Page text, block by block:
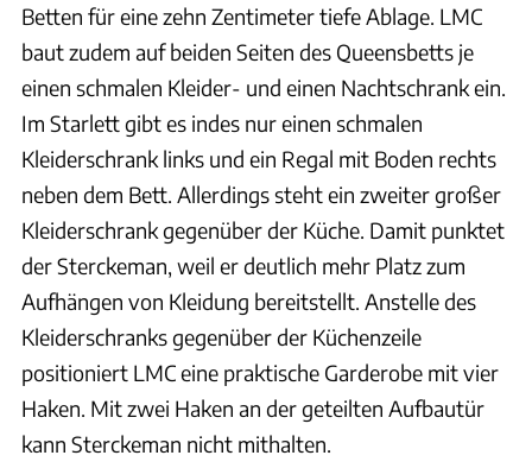
Betten für eine zehn Zentimeter tiefe Ablage. LMC
baut zudem auf beiden Seiten des Queensbetts je
einen schmalen Kleider- und einen Nachtschrank ein.
Im Starlett gibt es indes nur einen schmalen
Kleiderschrank links und ein Regal mit Boden rechts
neben dem Bett. Allerdings steht ein zweiter großer
Kleiderschrank gegenüber der Küche. Damit punktet
der Sterckeman, weil er deutlich mehr Platz zum
Aufhängen von Kleidung bereitstellt. Anstelle des
Kleiderschranks gegenüber der Küchenzeile
positioniert LMC eine praktische Garderobe mit vier
Haken. Mit zwei Haken an der geteilten Aufbautür
kann Sterckeman nicht mithalten.